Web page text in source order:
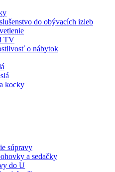
do obývacích izieb
TV
o nábytok
kocky
súpravy
a sedačky
do U